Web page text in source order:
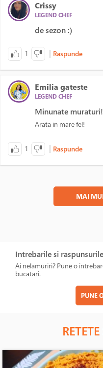
Crissy
LEGEND CHEF
de sezon :)
1 | Raspunde
Emilia gateste
LEGEND CHEF
Minunate muraturi!
Arata in mare fel!
1 | Raspunde
MAI
Intrebarile si
Ai nelamuriri? Pune o
bucatari.
PUNE